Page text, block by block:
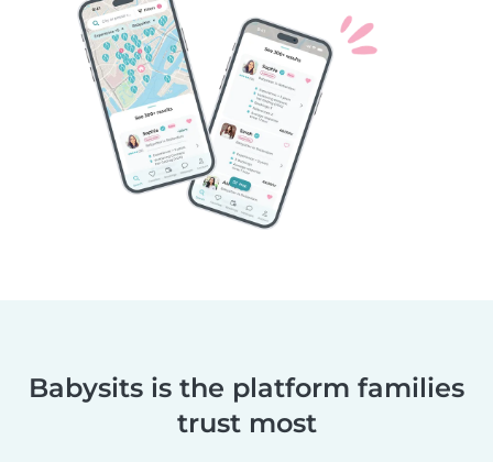
Babysits is the platform families
trust most